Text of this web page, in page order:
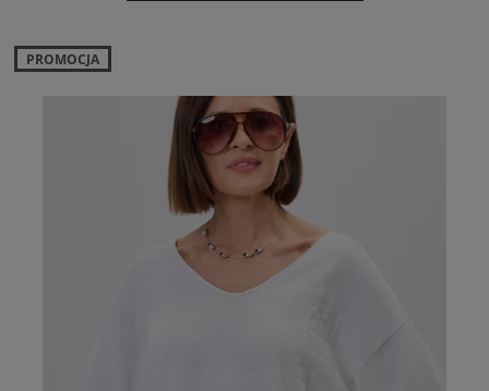
PROMOCJA